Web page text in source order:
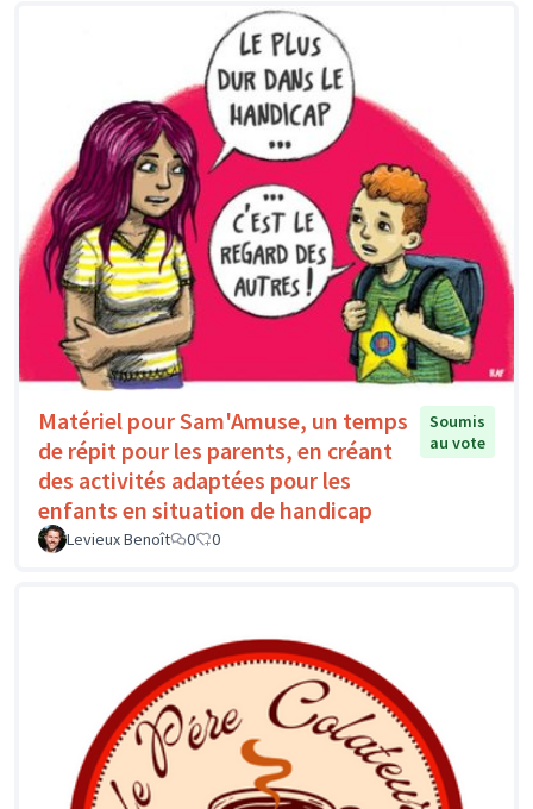
Matériel pour Sam'Amuse, un temps
de répit pour les parents, en créant
des activités adaptées pour les
enfants en situation de handicap
Soumis
au vote
Levieux Benoît 0 0